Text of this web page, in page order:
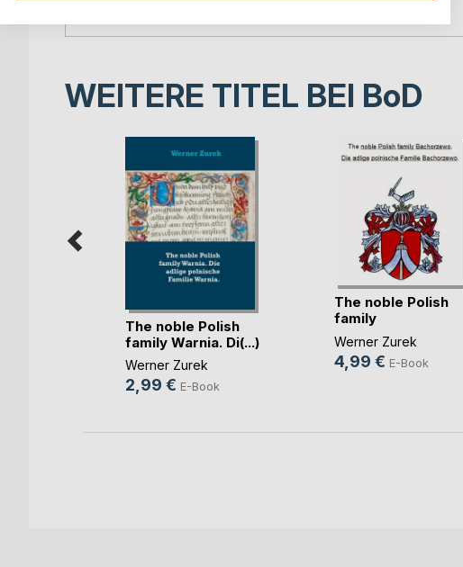
WEITERE TITEL BEI BoD
The noble Polish
family Warnia. Di(...)
Werner Zurek
2,99 € E-Book
The noble Polish
family
Bachorzewo(...)
Werner Zurek
4,99 € E-Book